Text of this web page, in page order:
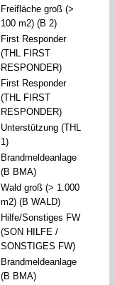
Freifläche groß (>
100 m2) (B 2)
First Responder
(THL FIRST
RESPONDER)
First Responder
(THL FIRST
RESPONDER)
Unterstützung (THL
1)
Brandmeldeanlage
(B BMA)
Wald groß (> 1.000
m2) (B WALD)
Hilfe/Sonstiges FW
(SON HILFE /
SONSTIGES FW)
Brandmeldeanlage
(B BMA)